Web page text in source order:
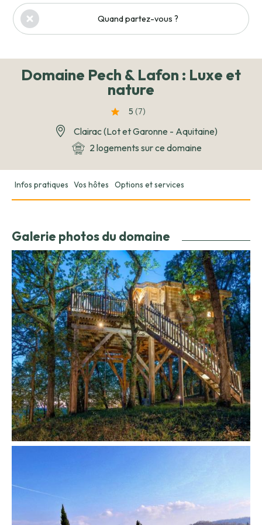
Quand partez-vous ?
Domaine Pech & Lafon : Luxe et
nature
5 (7)
Clairac (Lot et Garonne - Aquitaine)
2 logements sur ce domaine
Infos pratiques Vos hôtes Options et services
Galerie photos du domaine